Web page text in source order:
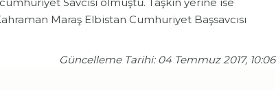
Maraş Elbistan Cumhuriyet Başsavcısı
Güncelleme Tarihi: 04 Temmuz 2017, 10:06